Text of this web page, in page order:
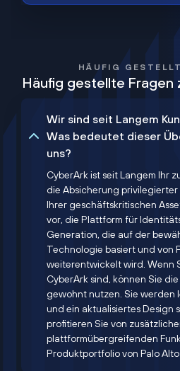
HÄUFIG
Häufig gestellte Fragen
Wir sind seit Langem
Was bedeutet dieser
uns?
CyberArk ist seit Langem Ihr
die Absicherung
Ihrer geschäftskritischen
vor, die Plattform für
Generation, die auf der
Technologie basiert und von
weiterentwickelt wird. Wenn
CyberArk sind, können Sie
gewohnt nutzen. Sie werden
und ein aktualisiertes Design
profitieren Sie von
plattformübergreifenden
Produktportfolio von Palo